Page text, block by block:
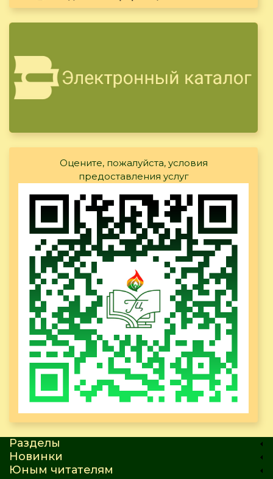
Оцените, пожалуйста, условия
предоставления услуг
Разделы
Новинки
Юным читателям